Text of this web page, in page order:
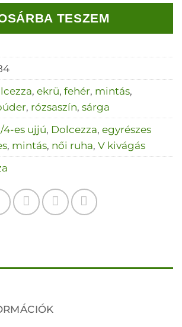
TESZEM
, ekrü, fehér, mintás,
, rózsaszín, sárga
4-es ujjú, Dolcezza, egyrészes
, mintás, női ruha, V kivágás